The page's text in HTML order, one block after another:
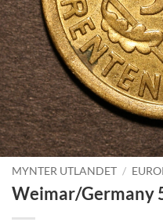
MYNTER UTLANDET /
Weimar/Germany